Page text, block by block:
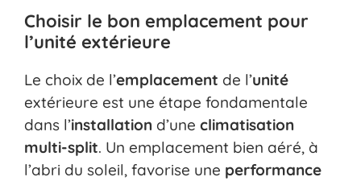
Choisir le bon emplacement pour
l’unité extérieure
Le choix de l’emplacement de l’unité
extérieure est une étape fondamentale
dans l’installation d’une climatisation
multi-split. Un emplacement bien aéré, à
l’abri du soleil, favorise une performance